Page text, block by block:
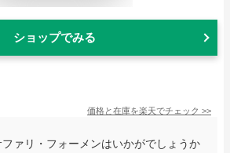
ショップでみる
価格と在庫を楽天でチェック >>
ァリ・フォーメンはいかがでしょうか